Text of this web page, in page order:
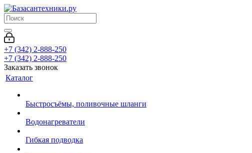
+7 (342) 2-888-250
+7 (342) 2-888-250
Заказать звонок
Каталог
Быстросъёмы, поливочные шланги
Водонагреватели
Гибкая подводка